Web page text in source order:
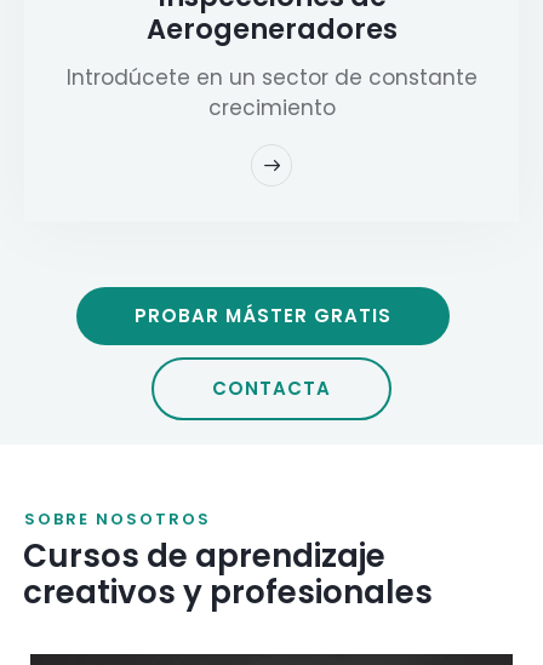
Aerogeneradores
Introdúcete en un sector de constante
crecimiento
PROBAR MÁSTER GRATIS
CONTACTA
SOBRE NOSOTROS
Cursos de aprendizaje
creativos y profesionales